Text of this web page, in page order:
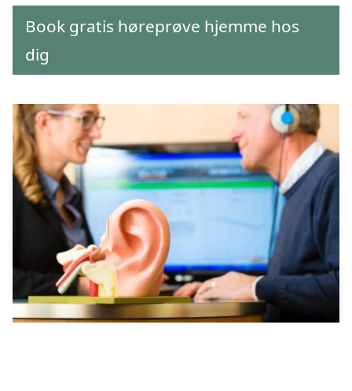
Book gratis høreprøve hjemme hos
dig